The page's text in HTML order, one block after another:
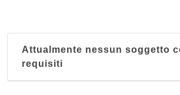
Attualmente nessun soggetto
requisiti